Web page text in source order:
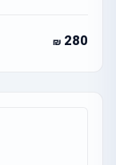
280